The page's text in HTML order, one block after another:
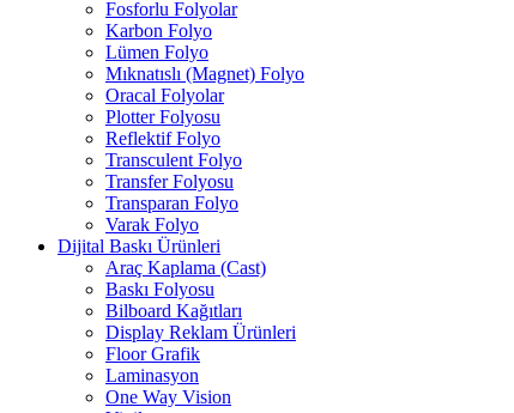
Fosforlu Folyolar
Karbon Folyo
Lümen Folyo
Mıknatıslı (Magnet) Folyo
Oracal Folyolar
Plotter Folyosu
Reflektif Folyo
Transculent Folyo
Transfer Folyosu
Transparan Folyo
Varak Folyo
Dijital Baskı Ürünleri
Araç Kaplama (Cast)
Baskı Folyosu
Bilboard Kağıtları
Display Reklam Ürünleri
Floor Grafik
Laminasyon
One Way Vision